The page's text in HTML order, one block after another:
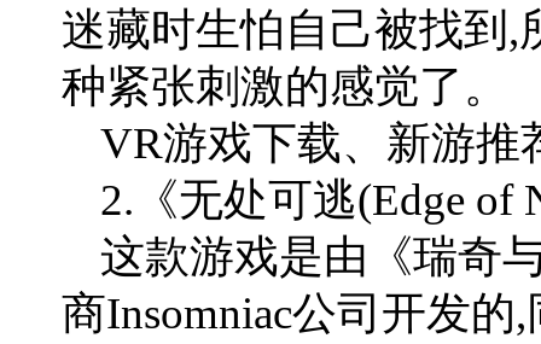
迷藏时生怕自己被找到
种紧张刺激的感觉了。
VR游戏下载、新游推
2.《无处可逃(Edge of
这款游戏是由《瑞奇
商Insomniac公司开发